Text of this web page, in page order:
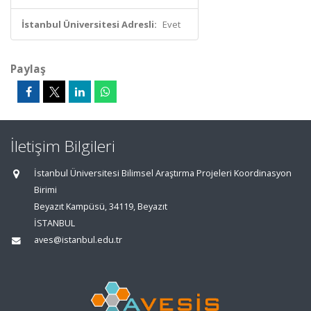
İstanbul Üniversitesi Adresli: Evet
Paylaş
İletişim Bilgileri
İstanbul Üniversitesi Bilimsel Araştırma Projeleri Koordinasyon
Birimi
Beyazıt Kampüsü, 34119, Beyazıt
İSTANBUL
aves@istanbul.edu.tr